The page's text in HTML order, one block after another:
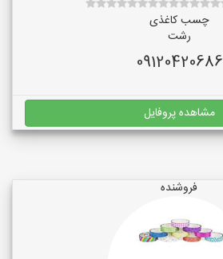
چسب کاغذی
رشت
09120420686
مشاهده پروفایل
فروشنده